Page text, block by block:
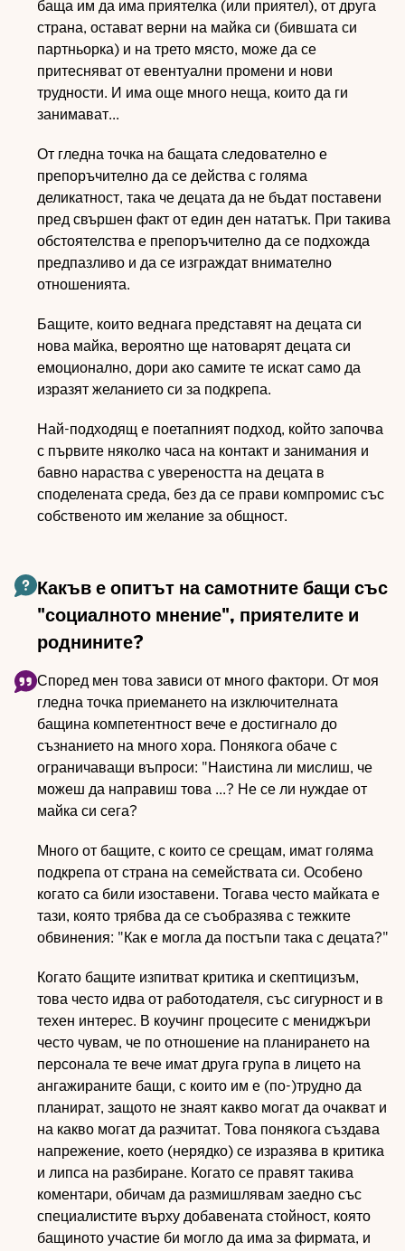
баща им да има приятелка (или приятел), от друга
страна, остават верни на майка си (бившата си
партньорка) и на трето място, може да се
притесняват от евентуални промени и нови
трудности. И има още много неща, които да ги
занимават...
От гледна точка на бащата следователно е
препоръчително да се действа с голяма
деликатност, така че децата да не бъдат поставени
пред свършен факт от един ден нататък. При такива
обстоятелства е препоръчително да се подхожда
предпазливо и да се изграждат внимателно
отношенията.
Бащите, които веднага представят на децата си
нова майка, вероятно ще натоварят децата си
емоционално, дори ако самите те искат само да
изразят желанието си за подкрепа.
Най-подходящ е поетапният подход, който започва
с първите няколко часа на контакт и занимания и
бавно нараства с увереността на децата в
споделената среда, без да се прави компромис със
собственото им желание за общност.
Какъв е опитът на самотните бащи със
"социалното мнение", приятелите и
роднините?
Според мен това зависи от много фактори. От моя
гледна точка приемането на изключителната
бащина компетентност вече е достигнало до
съзнанието на много хора. Понякога обаче с
ограничаващи въпроси: "Наистина ли мислиш, че
можеш да направиш това ...? Не се ли нуждае от
майка си сега?
Много от бащите, с които се срещам, имат голяма
подкрепа от страна на семействата си. Особено
когато са били изоставени. Тогава често майката е
тази, която трябва да се съобразява с тежките
обвинения: "Как е могла да постъпи така с децата?"
Когато бащите изпитват критика и скептицизъм,
това често идва от работодателя, със сигурност и в
техен интерес. В коучинг процесите с мениджъри
често чувам, че по отношение на планирането на
персонала те вече имат друга група в лицето на
ангажираните бащи, с които им е (по-)трудно да
планират, защото не знаят какво могат да очакват и
на какво могат да разчитат. Това понякога създава
напрежение, което (нерядко) се изразява в критика
и липса на разбиране. Когато се правят такива
коментари, обичам да размишлявам заедно със
специалистите върху добавената стойност, която
бащиното участие би могло да има за фирмата, и